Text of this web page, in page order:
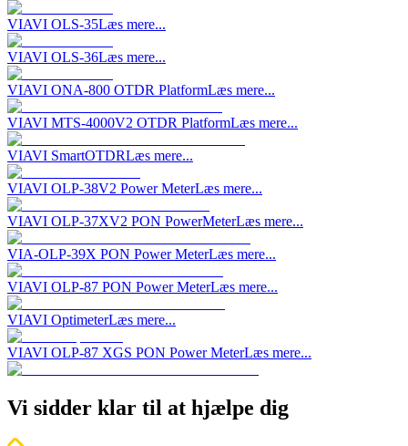
VIAVI OLS-35Læs mere...
VIAVI OLS-36Læs mere...
VIAVI ONA-800 OTDR PlatformLæs mere...
VIAVI MTS-4000V2 OTDR PlatformLæs mere...
VIAVI SmartOTDRLæs mere...
VIAVI OLP-38V2 Power MeterLæs mere...
VIAVI OLP-37XV2 PON PowerMeterLæs mere...
VIA-OLP-39X PON Power MeterLæs mere...
VIAVI OLP-87 PON Power MeterLæs mere...
VIAVI OptimeterLæs mere...
VIAVI OLP-87 XGS PON Power MeterLæs mere...
Vi sidder klar til at hjælpe dig